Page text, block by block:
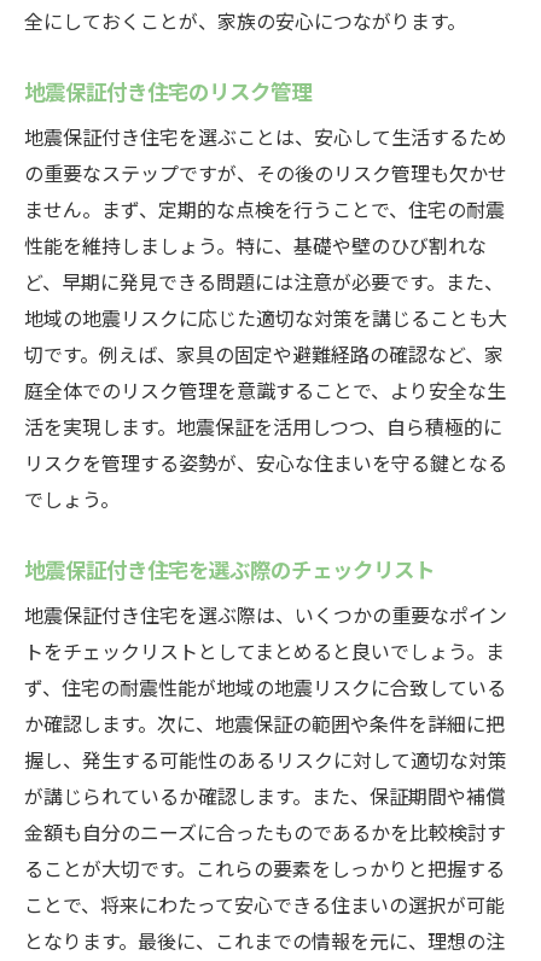
全にしておくことが、家族の安心につながります。
地震保証付き住宅のリスク管理
地震保証付き住宅を選ぶことは、安心して生活するため
の重要なステップですが、その後のリスク管理も欠かせ
ません。まず、定期的な点検を行うことで、住宅の耐震
性能を維持しましょう。特に、基礎や壁のひび割れな
ど、早期に発見できる問題には注意が必要です。また、
地域の地震リスクに応じた適切な対策を講じることも大
切です。例えば、家具の固定や避難経路の確認など、家
庭全体でのリスク管理を意識することで、より安全な生
活を実現します。地震保証を活用しつつ、自ら積極的に
リスクを管理する姿勢が、安心な住まいを守る鍵となる
でしょう。
地震保証付き住宅を選ぶ際のチェックリスト
地震保証付き住宅を選ぶ際は、いくつかの重要なポイン
トをチェックリストとしてまとめると良いでしょう。ま
ず、住宅の耐震性能が地域の地震リスクに合致している
か確認します。次に、地震保証の範囲や条件を詳細に把
握し、発生する可能性のあるリスクに対して適切な対策
が講じられているか確認します。また、保証期間や補償
金額も自分のニーズに合ったものであるかを比較検討す
ることが大切です。これらの要素をしっかりと把握する
ことで、将来にわたって安心できる住まいの選択が可能
となります。最後に、これまでの情報を元に、理想の注